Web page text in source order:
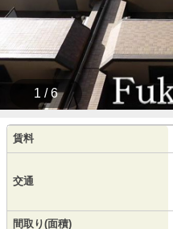
1 / 6
賃料
交通
間取り(面積)